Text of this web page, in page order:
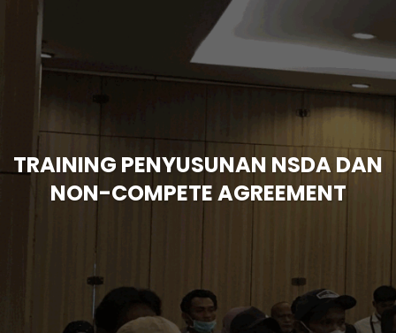
TRAINING PENYUSUNAN NSDA DAN
NON-COMPETE AGREEMENT